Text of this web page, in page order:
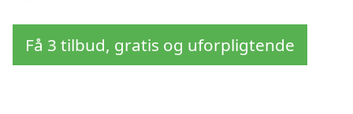
Få 3 tilbud, gratis og uforpligtende